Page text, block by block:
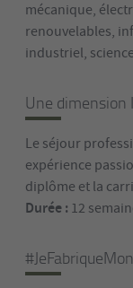
mécanique,
renouvelables,
industriel,
Une
Le séjour
expérience
diplôme et la
Durée : 12